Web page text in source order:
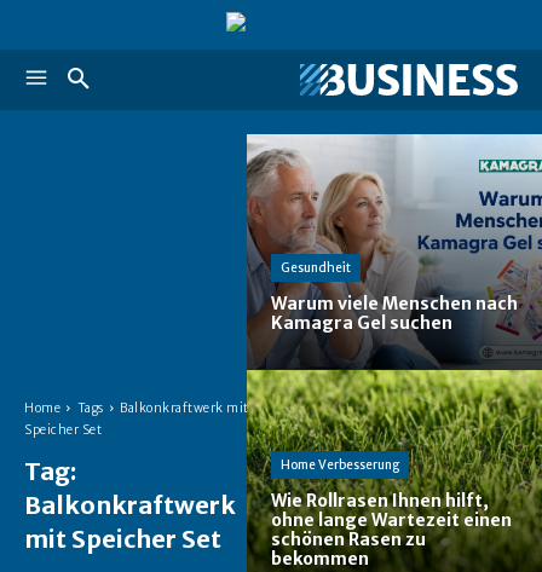
Home Tags
Balkonkraftwerk mit
Speicher Set
Tag:
Balkonkraftwerk
mit Speicher Set
Gesundheit
Warum viele Menschen nach
Kamagra Gel suchen
Home Verbesserung
Wie Rollrasen Ihnen hilft,
ohne lange Wartezeit einen
schönen Rasen zu
bekommen